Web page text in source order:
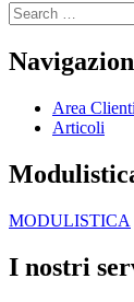
Search
for:
Area Clienti
Articoli
MODULISTICA
I nostri